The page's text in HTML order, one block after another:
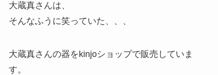
大蔵真さんは、
そんなふうに笑っていた、、、
大蔵真さんの器をkinjoショップで販売していま
す。